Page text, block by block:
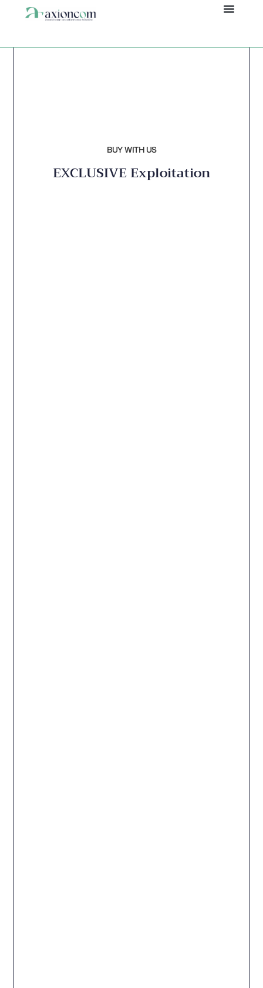
Panneau de gestion des cookies
BUY WITH US
EXCLUSIVE Exploitation